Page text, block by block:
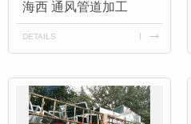
海西 通风管道加工
DETAILS